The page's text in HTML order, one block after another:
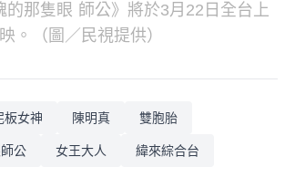
的那隻眼 師公》將於3月22日全台上
映。（圖／民視提供）
板女神 陳明真 雙胞胎
公 女王大人 緯來綜合台